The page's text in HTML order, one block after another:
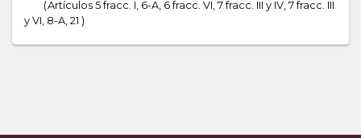
Artículos 5 fracc. I, 6-A, 6 fracc. VI, 7 fracc. III y IV, 7 fracc. III
y VI, 8-A, 21